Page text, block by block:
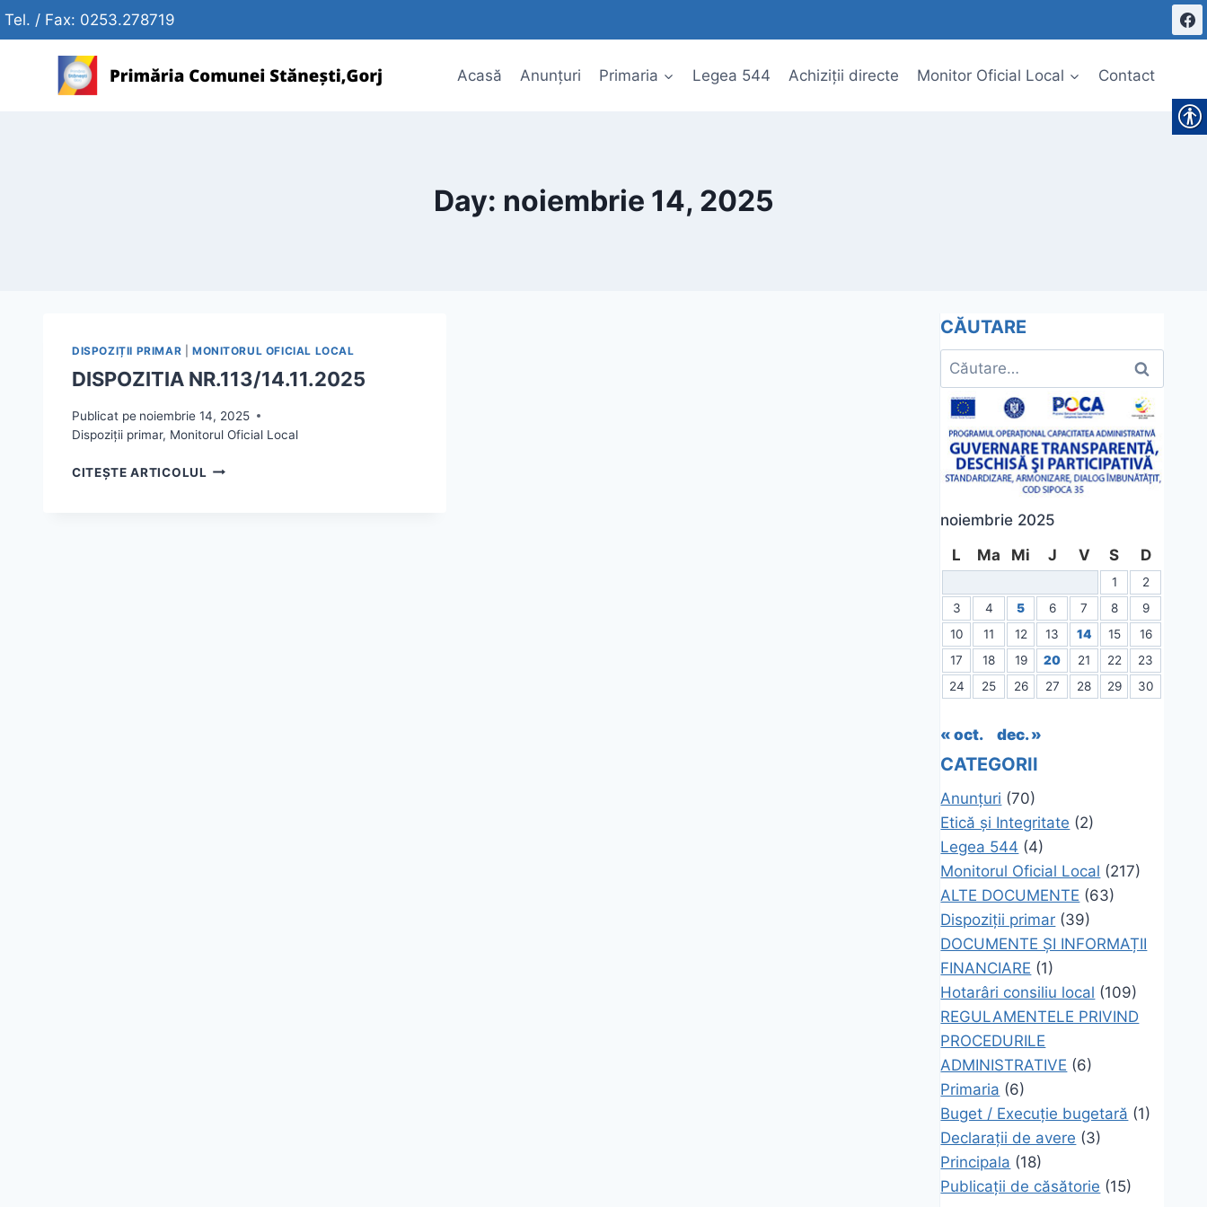
Skip
to
Tel. / Fax: 0253.278719
Acasă Anunțuri Primaria Legea 544 Achiziții directe Monitor Oficial Local Contact
Day: noiembrie 14, 2025
DISPOZIȚII PRIMAR MONITORUL OFICIAL LOCAL
DISPOZITIA NR.113/14.11.2025
Publicat pe noiembrie 14, 2025
Dispoziții primar, Monitorul Oficial Local
CITEȘTE ARTICOLUL DISPOZITIA
CĂUTARE
Caută
după:
noiembrie 2025
L
Ma Mi J V S D
1
2
3
4 5 6 7 8
9
10
11 12 13 14 15
16
17
18 19 20 21 22
23
24
25 26 27 28 29 30
« oct. dec. »
CATEGORII
Anunțuri (70)
Etică și Integritate (2)
Legea 544 (4)
Monitorul Oficial Local (217)
ALTE DOCUMENTE (63)
Dispoziții primar (39)
DOCUMENTE ȘI INFORMAȚII
FINANCIARE (1)
Hotarâri consiliu local (109)
REGULAMENTELE PRIVIND
PROCEDURILE
ADMINISTRATIVE (6)
Primaria (6)
Buget / Execuție bugetară (1)
Declarații de avere (3)
Principala (18)
Publicații de căsătorie (15)